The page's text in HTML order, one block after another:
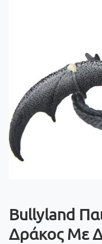
Bullyland
Δράκος Με